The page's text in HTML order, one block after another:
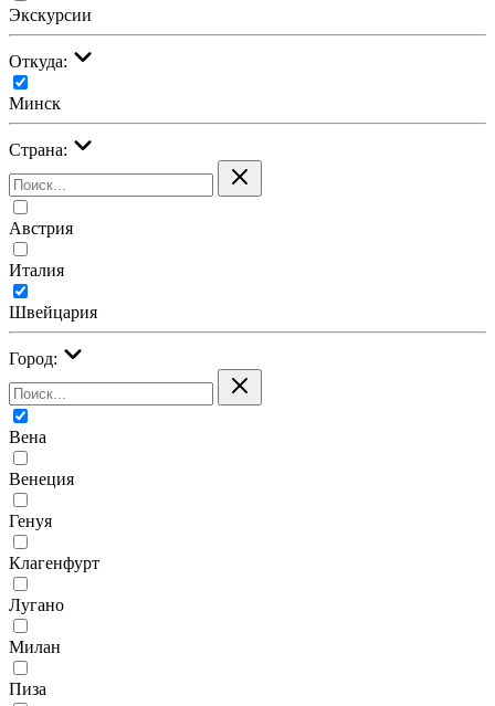
Экскурсии
Откуда:
Минск
Страна:
Австрия
Италия
Швейцария
Город:
Вена
Венеция
Генуя
Клагенфурт
Лугано
Милан
Пиза